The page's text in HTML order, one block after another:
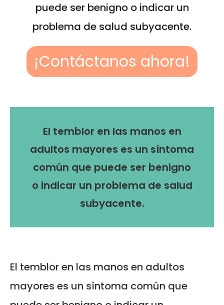
puede ser benigno o indicar un
problema de salud subyacente.
¡Contáctanos ahora!
El temblor en las manos en
adultos mayores es un síntoma
común que puede ser benigno
o indicar un problema de salud
subyacente.
El temblor en las manos en adultos
mayores es un síntoma común que